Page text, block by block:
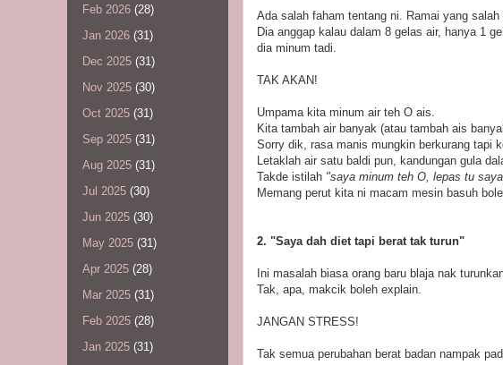
Ada salah faham tentang ni. Ramai yang
Dia anggap kalau dalam 8 gelas air, hanya 1
dia minum tadi.
TAK AKAN!
Umpama kita minum air teh O ais.
Kita tambah air banyak (atau tambah ais
Sorry dik, rasa manis mungkin berkurang tapi
Letaklah air satu baldi pun, kandungan gula
Takde istilah "saya minum teh O, lepas tu
Memang perut kita ni macam mesin basuh
2. "Saya dah diet tapi berat tak turun"
Ini masalah biasa orang baru blaja nak
Tak, apa, makcik boleh explain.
JANGAN STRESS!
Tak semua perubahan berat badan nampak
Feb 2026 (28)
Jan 2026 (31)
Dec 2025 (31)
Nov 2025 (30)
Oct 2025 (31)
Sep 2025 (31)
Aug 2025 (31)
Jul 2025 (30)
Jun 2025 (30)
May 2025 (31)
Apr 2025 (28)
Mar 2025 (31)
Feb 2025 (28)
Jan 2025 (31)